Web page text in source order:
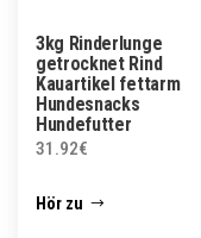
3kg Rinderlunge
getrocknet Rind
Kauartikel fettarm
Hundesnacks
Hundefutter
31.92€
Hör zu